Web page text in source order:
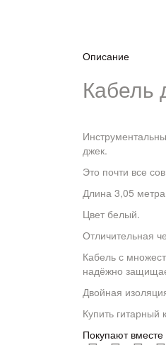
Описание
Кабель
джек.
Это почти все
Длина 3,05 метра
Цвет белый.
Отличительная
Кабель с
надёжно
Двойная
Купить
Покупают вместе